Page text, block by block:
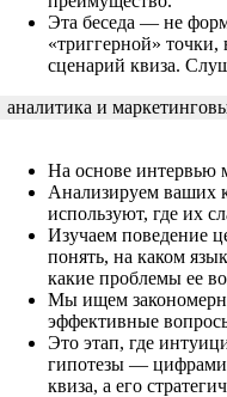
Эта беседа — не
«триггерной» точки,
сценарий квиза.
аналитика и
На основе интервью
Анализируем ваших
используют, где их
Изучаем поведение
понять, на каком
какие проблемы ее
Мы ищем
эффективные
Это этап, где
гипотезы —
квиза, а его